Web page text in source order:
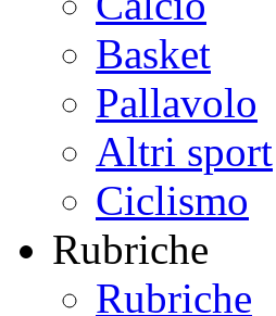
Basket
Pallavolo
Altri sport
Ciclismo
Rubriche
Rubriche